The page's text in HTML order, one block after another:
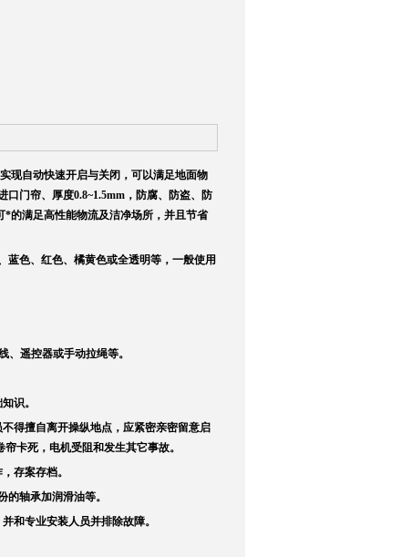
现自动快速开启与关闭，可以满足地面物
门帘、厚度0.8~1.5mm，防腐、防盗、防
的满足高性能物流及洁净场所，并且节省
蓝色、红色、橘黄色或全透明等，一般使用
遥控器或手动拉绳等。
识。
得擅自离开操纵地点，应紧密亲密留意启
卡死，电机受阻和发生其它事故。
存案存档。
轴承加润滑油等。
和专业安装人员并排除故障。